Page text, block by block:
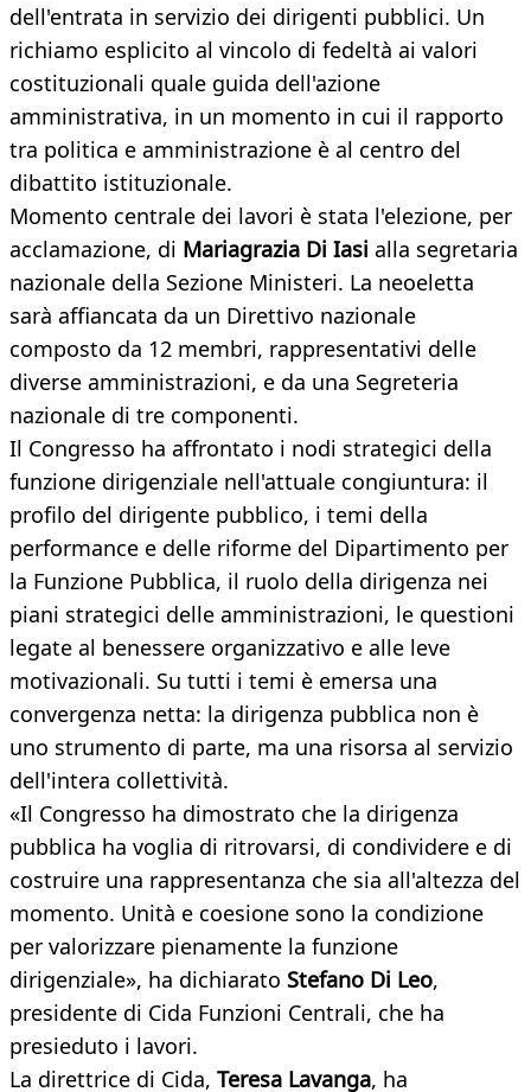
dell'entrata in servizio dei dirigenti pubblici. Un
richiamo esplicito al vincolo di fedeltà ai valori
costituzionali quale guida dell'azione
amministrativa, in un momento in cui il rapporto
tra politica e amministrazione è al centro del
dibattito istituzionale.
Momento centrale dei lavori è stata l'elezione, per
acclamazione, di Mariagrazia Di Iasi alla segretaria
nazionale della Sezione Ministeri. La neoeletta
sarà affiancata da un Direttivo nazionale
composto da 12 membri, rappresentativi delle
diverse amministrazioni, e da una Segreteria
nazionale di tre componenti.
Il Congresso ha affrontato i nodi strategici della
funzione dirigenziale nell'attuale congiuntura: il
profilo del dirigente pubblico, i temi della
performance e delle riforme del Dipartimento per
la Funzione Pubblica, il ruolo della dirigenza nei
piani strategici delle amministrazioni, le questioni
legate al benessere organizzativo e alle leve
motivazionali. Su tutti i temi è emersa una
convergenza netta: la dirigenza pubblica non è
uno strumento di parte, ma una risorsa al servizio
dell'intera collettività.
«Il Congresso ha dimostrato che la dirigenza
pubblica ha voglia di ritrovarsi, di condividere e di
costruire una rappresentanza che sia all'altezza del
momento. Unità e coesione sono la condizione
per valorizzare pienamente la funzione
dirigenziale», ha dichiarato Stefano Di Leo,
presidente di Cida Funzioni Centrali, che ha
presieduto i lavori.
La direttrice di Cida, Teresa Lavanga, ha